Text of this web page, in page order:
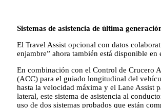
Sistemas de asistencia de última
El Travel Assist opcional con datos
enjambre” ahora también está disponible en
En combinación con el Control de Crucero
(ACC) para el guiado longitudinal del
hasta la velocidad máxima y el Lane Assist
lateral, este sistema de asistencia al
uso de dos sistemas probados que están